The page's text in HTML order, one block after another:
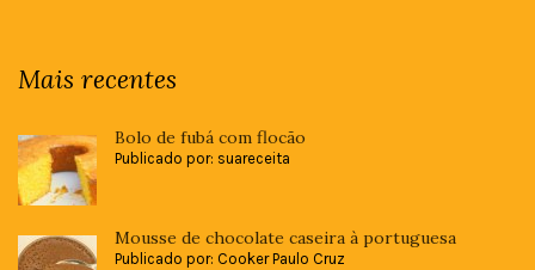
Mais recentes
Bolo de fubá com flocão
Publicado por: suareceita
Mousse de chocolate caseira à portuguesa
Publicado por: Cooker Paulo Cruz